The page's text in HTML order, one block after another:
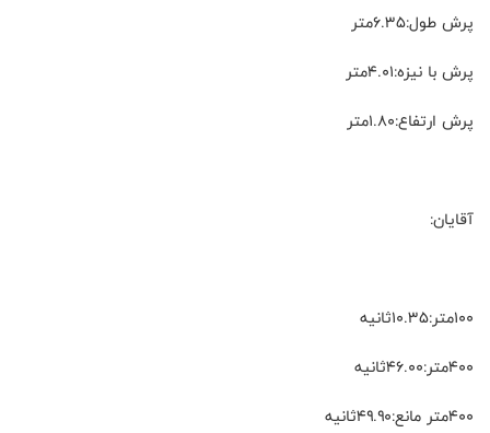
پرش طول:۶.۳۵متر
پرش با نیزه:۴.۰۱متر
پرش ارتفاع:۱.۸۰متر
آقایان:
۱۰۰متر:۱۰.۳۵ثانیه
۴۰۰متر:۴۶.۰۰ثانیه
۴۰۰متر مانع:۴۹.۹۰ثانیه